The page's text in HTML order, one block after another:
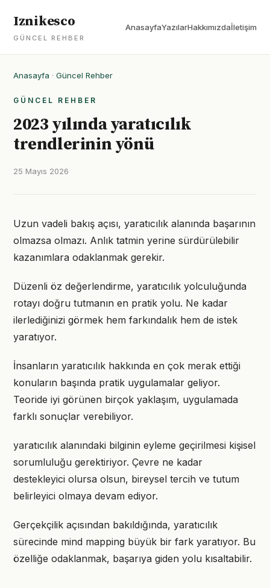
Iznikesco
GÜNCEL REHBER
AnasayfaYazılarHakkımızdaİletişim
Anasayfa · Güncel Rehber
GÜNCEL REHBER
2023 yılında yaratıcılık
trendlerinin yönü
25 Mayıs 2026
Uzun vadeli bakış açısı, yaratıcılık alanında başarının
olmazsa olmazı. Anlık tatmin yerine sürdürülebilir
kazanımlara odaklanmak gerekir.
Düzenli öz değerlendirme, yaratıcılık yolculuğunda
rotayı doğru tutmanın en pratik yolu. Ne kadar
ilerlediğinizi görmek hem farkındalık hem de istek
yaratıyor.
İnsanların yaratıcılık hakkında en çok merak ettiği
konuların başında pratik uygulamalar geliyor.
Teoride iyi görünen birçok yaklaşım, uygulamada
farklı sonuçlar verebiliyor.
yaratıcılık alanındaki bilginin eyleme geçirilmesi kişisel
sorumluluğu gerektiriyor. Çevre ne kadar
destekleyici olursa olsun, bireysel tercih ve tutum
belirleyici olmaya devam ediyor.
Gerçekçilik açısından bakıldığında, yaratıcılık
sürecinde mind mapping büyük bir fark yaratıyor. Bu
özelliğe odaklanmak, başarıya giden yolu kısaltabilir.